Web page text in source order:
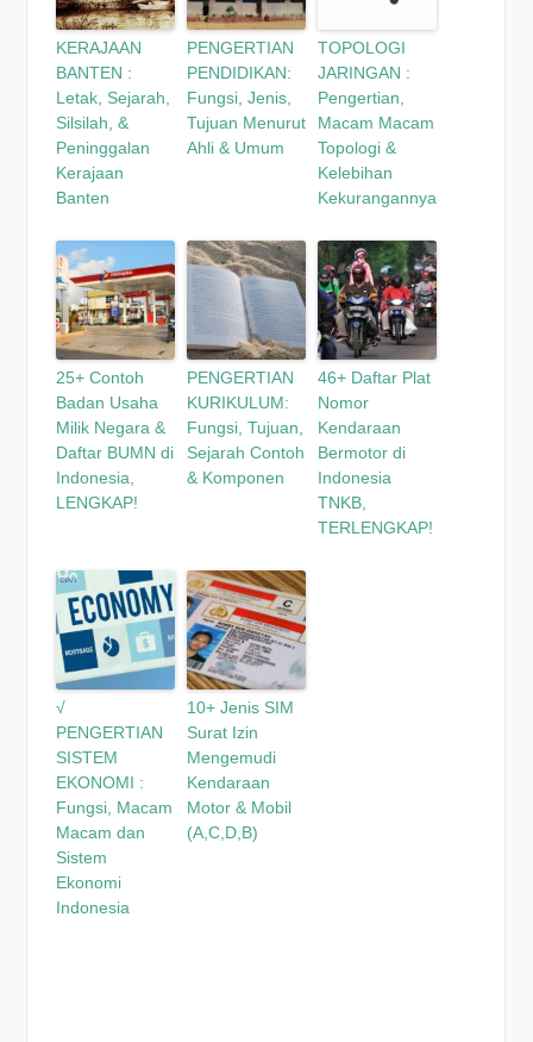
KERAJAAN
BANTEN :
Letak, Sejarah,
Silsilah, &
Peninggalan
Kerajaan
Banten
PENGERTIAN
PENDIDIKAN:
Fungsi, Jenis,
Tujuan Menurut
Ahli & Umum
TOPOLOGI
JARINGAN :
Pengertian,
Macam Macam
Topologi &
Kelebihan
Kekurangannya
25+ Contoh
Badan Usaha
Milik Negara &
Daftar BUMN di
Indonesia,
LENGKAP!
PENGERTIAN
KURIKULUM:
Fungsi, Tujuan,
Sejarah Contoh
& Komponen
46+ Daftar Plat
Nomor
Kendaraan
Bermotor di
Indonesia
TNKB,
TERLENGKAP!
√
PENGERTIAN
SISTEM
EKONOMI :
Fungsi, Macam
Macam dan
Sistem
Ekonomi
Indonesia
10+ Jenis SIM
Surat Izin
Mengemudi
Kendaraan
Motor & Mobil
(A,C,D,B)